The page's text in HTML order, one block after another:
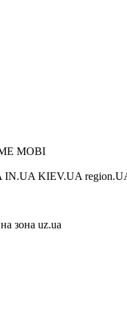
MOBI
IN.UA KIEV.UA
зона uz.ua